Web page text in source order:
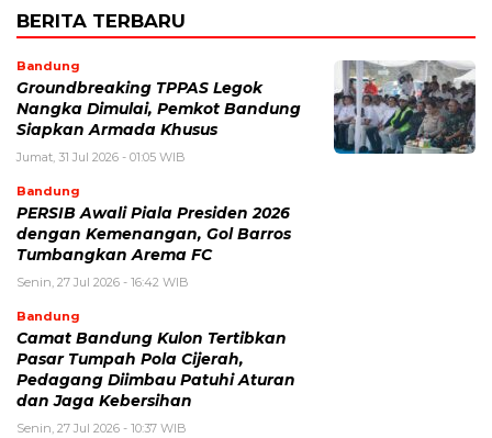
BERITA TERBARU
Bandung
Groundbreaking TPPAS Legok
Nangka Dimulai, Pemkot Bandung
Siapkan Armada Khusus
Jumat, 31 Jul 2026 - 01:05 WIB
Bandung
PERSIB Awali Piala Presiden 2026
dengan Kemenangan, Gol Barros
Tumbangkan Arema FC
Senin, 27 Jul 2026 - 16:42 WIB
Bandung
Camat Bandung Kulon Tertibkan
Pasar Tumpah Pola Cijerah,
Pedagang Diimbau Patuhi Aturan
dan Jaga Kebersihan
Senin, 27 Jul 2026 - 10:37 WIB